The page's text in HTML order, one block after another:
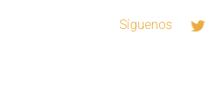
Síguenos